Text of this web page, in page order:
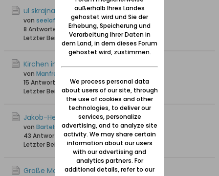
ul skrajna
von seelaff
8 Antworten
5.627 Hits0 Likes
Letzter Beitrag
02.09.2025, 15:09
Kirchen in Schidlitz
von Manfrederik
15 Antworten
11.225 Hits0 Likes
Letzter Beitrag25.01.2025, 13:11
Jakob-Hegge-Kapelle Schidlitz
von Bartels
43 Antworten58.118 Hits0 Likes
Letzter Beitrag30.12.2024, 15:36
Große Molde
außerhalb Ihres Landes
gehostet wird und Sie der
Erhebung, Speicherung und
Verarbeitung Ihrer Daten in
dem Land, in dem dieses Forum
gehostet wird, zustimmen.
We process personal data
about users of our site, through
the use of cookies and other
technologies, to deliver our
services, personalize
advertising, and to analyze site
activity. We may share certain
information about our users
with our advertising and
analytics partners. For
additional details, refer to our